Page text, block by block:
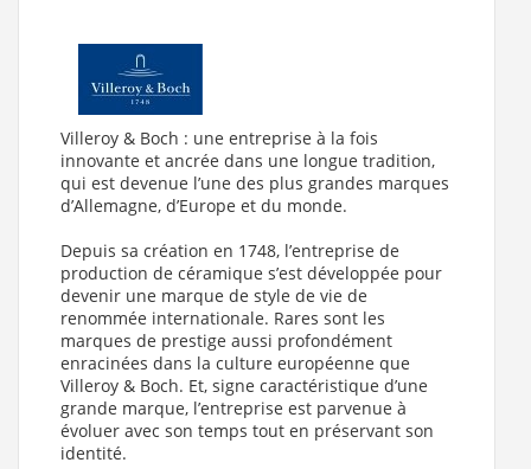
Villeroy & Boch : une entreprise à la fois
innovante et ancrée dans une longue tradition,
qui est devenue l’une des plus grandes marques
d’Allemagne, d’Europe et du monde.
Depuis sa création en 1748, l’entreprise de
production de céramique s’est développée pour
devenir une marque de style de vie de
renommée internationale. Rares sont les
marques de prestige aussi profondément
enracinées dans la culture européenne que
Villeroy & Boch. Et, signe caractéristique d’une
grande marque, l’entreprise est parvenue à
évoluer avec son temps tout en préservant son
identité.